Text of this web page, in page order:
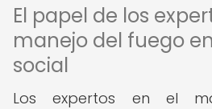
El papel de los
manejo del fuego
social
Los expertos en el